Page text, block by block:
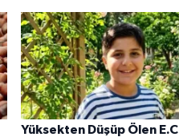
Yüksekten Düşüp Ölen E.C